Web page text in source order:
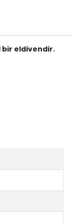
bir eldivendir.